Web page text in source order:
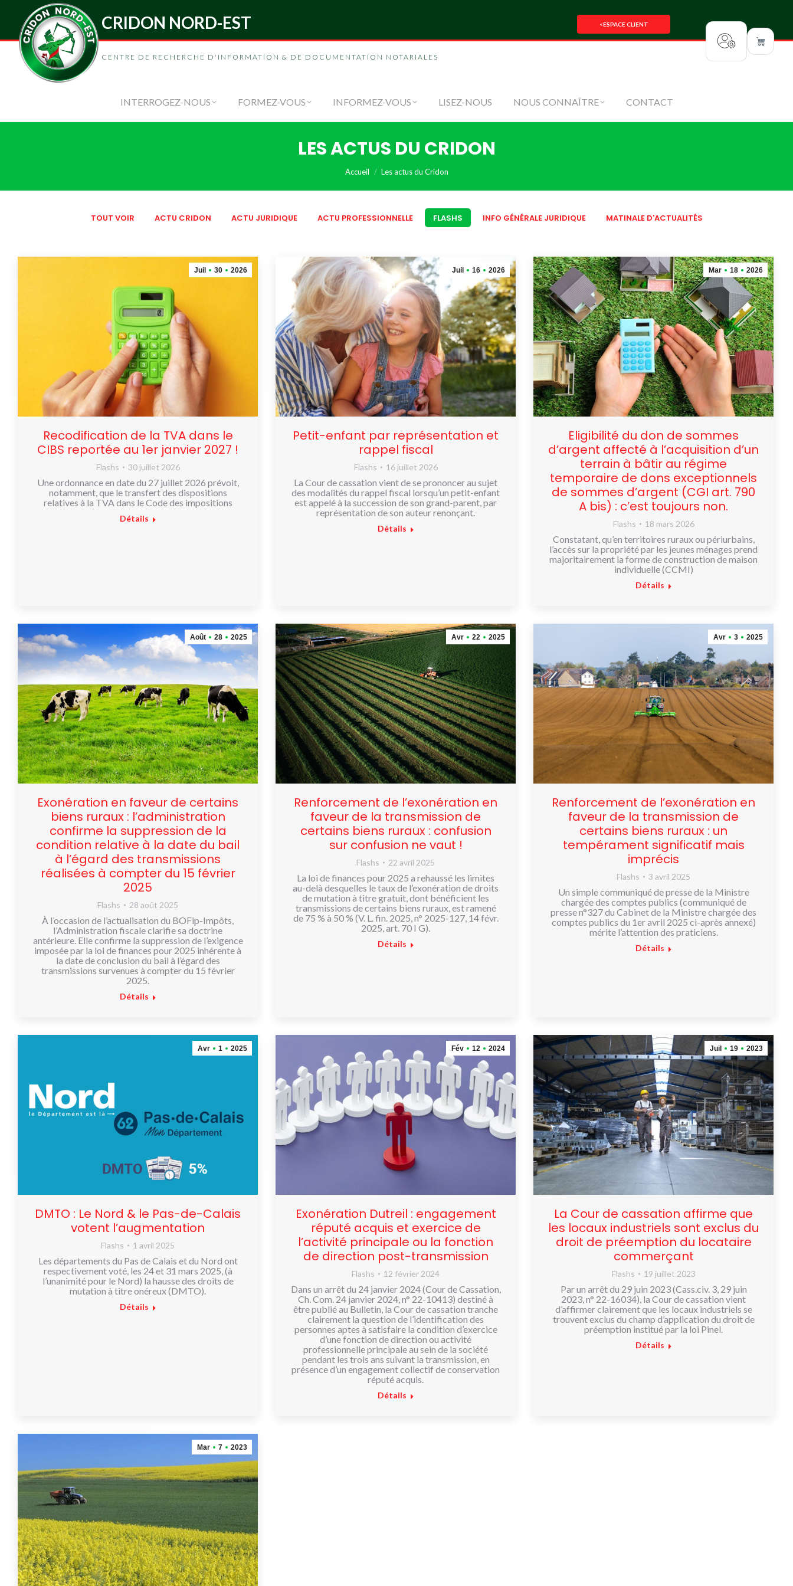
CRIDON NORD-EST
CENTRE DE RECHERCHE D'INFORMATION & DE DOCUMENTATION NOTARIALES
<ESPACE CLIENT
INTERROGEZ-NOUS FORMEZ-VOUS INFORMEZ-VOUS LISEZ-NOUS NOUS CONNAÎTRE CONTACT
LES ACTUS DU CRIDON
Accueil Les actus du Cridon
TOUT VOIR ACTU CRIDON ACTU JURIDIQUE ACTU PROFESSIONNELLE FLASHS INFO GÉNÉRALE JURIDIQUE MATINALE D'ACTUALITÉS
Juil 30 2026
Recodification de la TVA dans le
CIBS reportée au 1er janvier 2027 !
Flashs 30 juillet 2026
Une ordonnance en date du 27 juillet 2026 prévoit,
notamment, que le transfert des dispositions
relatives à la TVA dans le Code des impositions
Détails
Juil 16 2026
Petit-enfant par représentation et
rappel fiscal
Flashs 16 juillet 2026
La Cour de cassation vient de se prononcer au sujet
des modalités du rappel fiscal lorsqu’un petit-enfant
est appelé à la succession de son grand-parent, par
représentation de son auteur renonçant.
Détails
Mar 18 2026
Eligibilité du don de sommes
d’argent affecté à l’acquisition d’un
terrain à bâtir au régime
temporaire de dons exceptionnels
de sommes d’argent (CGI art. 790
A bis) : c’est toujours non.
Flashs 18 mars 2026
Constatant, qu’en territoires ruraux ou périurbains,
l’accès sur la propriété par les jeunes ménages prend
majoritairement la forme de construction de maison
individuelle (CCMI)
Détails
Août 28 2025
Exonération en faveur de certains
biens ruraux : l’administration
confirme la suppression de la
condition relative à la date du bail
à l’égard des transmissions
réalisées à compter du 15 février
2025
Flashs 28 août 2025
À l’occasion de l’actualisation du BOFip-Impôts,
l’Administration fiscale clarifie sa doctrine
antérieure. Elle confirme la suppression de l’exigence
imposée par la loi de finances pour 2025 inhérente à
la date de conclusion du bail à l’égard des
transmissions survenues à compter du 15 février
2025.
Détails
Avr 22 2025
Renforcement de l’exonération en
faveur de la transmission de
certains biens ruraux : confusion
sur confusion ne vaut !
Flashs 22 avril 2025
La loi de finances pour 2025 a rehaussé les limites
au-delà desquelles le taux de l’exonération de droits
de mutation à titre gratuit, dont bénéficient les
transmissions de certains biens ruraux, est ramené
de 75 % à 50 % (V. L. fin. 2025, n° 2025-127, 14 févr.
2025, art. 70 I G).
Détails
Avr 3 2025
Renforcement de l’exonération en
faveur de la transmission de
certains biens ruraux : un
tempérament significatif mais
imprécis
Flashs 3 avril 2025
Un simple communiqué de presse de la Ministre
chargée des comptes publics (communiqué de
presse n°327 du Cabinet de la Ministre chargée des
comptes publics du 1er avril 2025 ci-après annexé)
mérite l’attention des praticiens.
Détails
Avr 1 2025
DMTO : Le Nord & le Pas-de-Calais
votent l’augmentation
Flashs 1 avril 2025
Les départements du Pas de Calais et du Nord ont
respectivement voté, les 24 et 31 mars 2025, (à
l’unanimité pour le Nord) la hausse des droits de
mutation à titre onéreux (DMTO).
Détails
Fév 12 2024
Exonération Dutreil : engagement
réputé acquis et exercice de
l’activité principale ou la fonction
de direction post-transmission
Flashs 12 février 2024
Dans un arrêt du 24 janvier 2024 (Cour de Cassation,
Ch. Com. 24 janvier 2024, n° 22-10413) destiné à
être publié au Bulletin, la Cour de cassation tranche
clairement la question de l’identification des
personnes aptes à satisfaire la condition d’exercice
d’une fonction de direction ou activité
professionnelle principale au sein de la société
pendant les trois ans suivant la transmission, en
présence d’un engagement collectif de conservation
réputé acquis.
Détails
Juil 19 2023
La Cour de cassation affirme que
les locaux industriels sont exclus du
droit de préemption du locataire
commerçant
Flashs 19 juillet 2023
Par un arrêt du 29 juin 2023 (Cass.civ. 3, 29 juin
2023, n° 22-16034), la Cour de cassation vient
d’affirmer clairement que les locaux industriels se
trouvent exclus du champ d’application du droit de
préemption institué par la loi Pinel.
Détails
Mar 7 2023
INTERROGEZ-NOUS NOUS CONNAÎTRE CONTACT